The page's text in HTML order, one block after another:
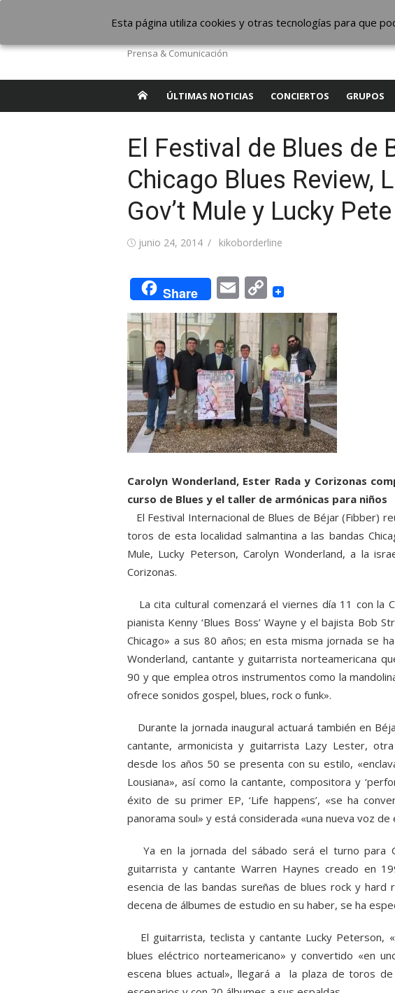
contenido
The Borderline Music
Prensa & Comunicación
ÚLTIMAS NOTICIAS CONCIERTOS GRUPOS
El Festival de Blues de
Chicago Blues Review,
Gov’t Mule y Lucky Pete
Publicada
junio 24, 2014 Autor
kikoborderline
Share EmailCopy
Link
Carolyn Wonderland, Ester Rada y Corizonas
curso de Blues y el taller de armónicas para niños
El Festival Internacional de Blues de Béjar (Fibber)
toros de esta localidad salmantina a las bandas
Mule, Lucky Peterson, Carolyn Wonderland, a la
Corizonas.
La cita cultural comenzará el viernes día 11 con la
pianista Kenny ‘Blues Boss’ Wayne y el bajista Bob
Chicago» a sus 80 años; en esta misma jornada se
Wonderland, cantante y guitarrista norteamericana
90 y que emplea otros instrumentos como la
ofrece sonidos gospel, blues, rock o funk».
Durante la jornada inaugural actuará también en
cantante, armonicista y guitarrista Lazy Lester,
desde los años 50 se presenta con su estilo,
Lousiana», así como la cantante, compositora y
éxito de su primer EP, ‘Life happens’, «se ha
panorama soul» y está considerada «una nueva voz
Ya en la jornada del sábado será el turno para
guitarrista y cantante Warren Haynes creado en
esencia de las bandas sureñas de blues rock y
decena de álbumes de estudio en su haber, se ha
El guitarrista, teclista y cantante Lucky Peterson,
blues eléctrico norteamericano» y convertido «en
escena blues actual», llegará a la plaza de toros
Esta página utiliza cookies y otras tecnologías para que